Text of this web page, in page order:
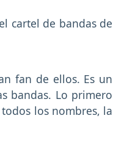
cartel de bandas de
fan de ellos. Es un
bandas. Lo primero
los nombres, la